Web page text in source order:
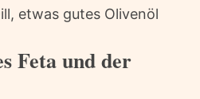
etwas gutes Olivenöl
Feta und der